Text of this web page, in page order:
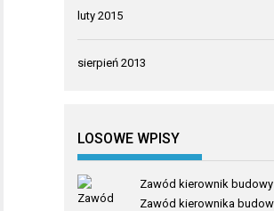
luty 2015
sierpień 2013
LOSOWE WPISY
Zawód kierownik budowy
Zawód kierownika